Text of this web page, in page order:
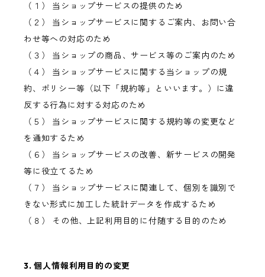
（１） 当ショップサービスの提供のため
（２） 当ショップサービスに関するご案内、お問い合
わせ等への対応のため
（３） 当ショップの商品、サービス等のご案内のため
（４） 当ショップサービスに関する当ショップの規
約、ポリシー等（以下「規約等」といいます。）に違
反する行為に対する対応のため
（５） 当ショップサービスに関する規約等の変更など
を通知するため
（６） 当ショップサービスの改善、新サービスの開発
等に役立てるため
（７） 当ショップサービスに関連して、個別を識別で
きない形式に加工した統計データを作成するため
（８） その他、上記利用目的に付随する目的のため
3. 個人情報利用目的の変更